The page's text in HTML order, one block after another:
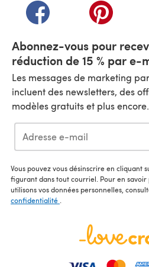
(s'ouvre dans un nouvel
(s'ouvre
Abonnez-vous pour
réduction de 15 % par e-
Les messages de marketing
incluent des newsletters, des
modèles gratuits et plus encore.
Vous pouvez vous désinscrire en cliquant
figurant dans tout courriel. Pour en
utilisons vos données personnelles,
confidentialité